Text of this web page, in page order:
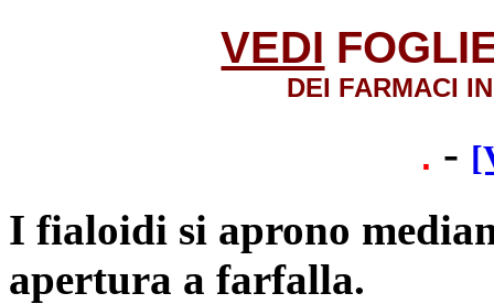
VEDI
DEI FARMACI
. -
I fialoidi si aprono
apertura a farfalla.